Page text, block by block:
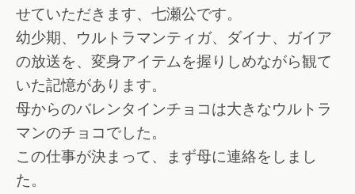
せていただきます、七瀬公です。
幼少期、ウルトラマンティガ、ダイナ、ガイア
の放送を、変身アイテムを握りしめながら観て
いた記憶があります。
母からのバレンタインチョコは大きなウルトラ
マンのチョコでした。
この仕事が決まって、まず母に連絡をしまし
た。